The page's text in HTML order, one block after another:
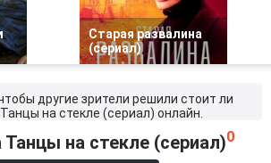
Старая развалина
(сериал)
другие зрители решили стоит ли
на стекле (сериал) онлайн.
на стекле (сериал)0